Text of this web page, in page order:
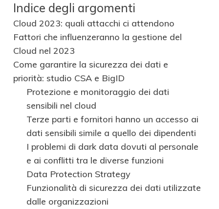
Indice degli argomenti
Cloud 2023: quali attacchi ci attendono
Fattori che influenzeranno la gestione del
Cloud nel 2023
Come garantire la sicurezza dei dati e
priorità: studio CSA e BigID
Protezione e monitoraggio dei dati
sensibili nel cloud
Terze parti e fornitori hanno un accesso ai
dati sensibili simile a quello dei dipendenti
I problemi di dark data dovuti al personale
e ai conflitti tra le diverse funzioni
Data Protection Strategy
Funzionalità di sicurezza dei dati utilizzate
dalle organizzazioni